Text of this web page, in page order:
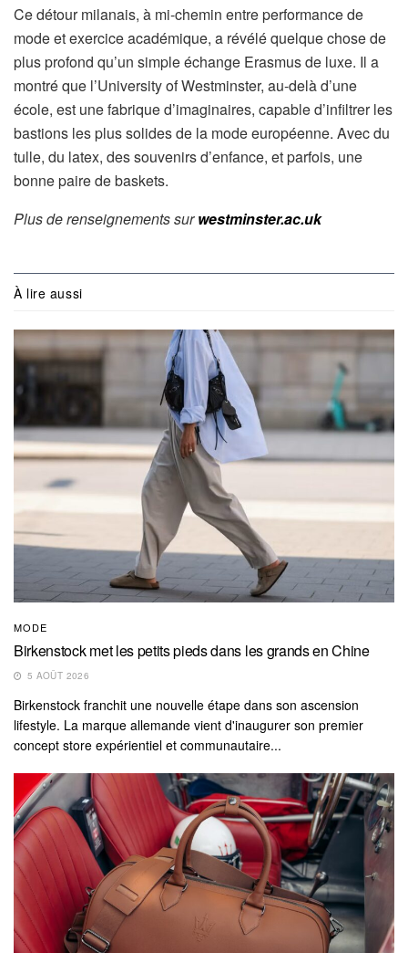
Ce détour milanais, à mi-chemin entre performance de
mode et exercice académique, a révélé quelque chose de
plus profond qu’un simple échange Erasmus de luxe. Il a
montré que l’University of Westminster, au-delà d’une
école, est une fabrique d’imaginaires, capable d’infiltrer les
bastions les plus solides de la mode européenne. Avec du
tulle, du latex, des souvenirs d’enfance, et parfois, une
bonne paire de baskets.
Plus de renseignements surwestminster.ac.uk
À lire aussi
MODE
Birkenstock met les petits pieds dans les grands en Chine
5 AOÛT 2026
Birkenstock franchit une nouvelle étape dans son ascension
lifestyle. La marque allemande vient d'inaugurer son premier
concept store expérientiel et communautaire...